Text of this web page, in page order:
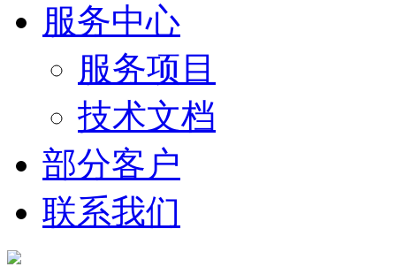
服务中心
服务项目
技术文档
部分客户
联系我们